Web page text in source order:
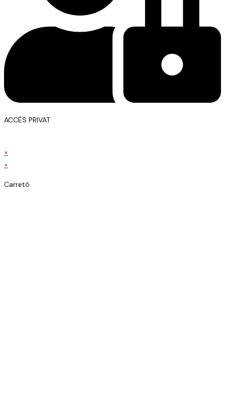
ACCÉS PRIVAT
×
×
Carretó